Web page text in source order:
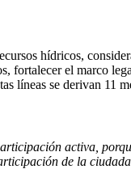
hídricos,
fortalecer el marco
líneas se derivan 11
activa,
de la